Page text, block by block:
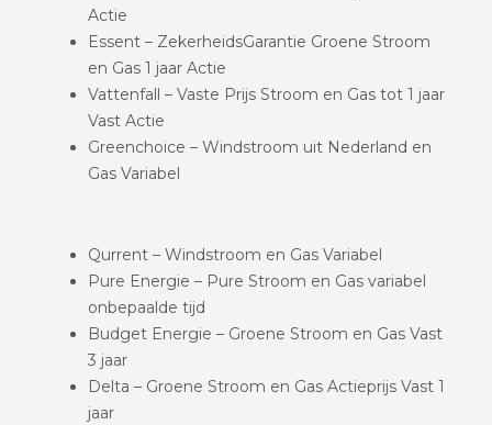
Actie
Essent – ZekerheidsGarantie Groene Stroom
en Gas 1 jaar Actie
Vattenfall – Vaste Prijs Stroom en Gas tot 1 jaar
Vast Actie
Greenchoice – Windstroom uit Nederland en
Gas Variabel
Qurrent – Windstroom en Gas Variabel
Pure Energie – Pure Stroom en Gas variabel
onbepaalde tijd
Budget Energie – Groene Stroom en Gas Vast
3 jaar
Delta – Groene Stroom en Gas Actieprijs Vast 1
jaar